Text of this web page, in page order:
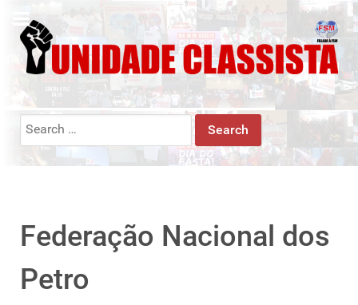
Search
Federação Nacional dos
Petro